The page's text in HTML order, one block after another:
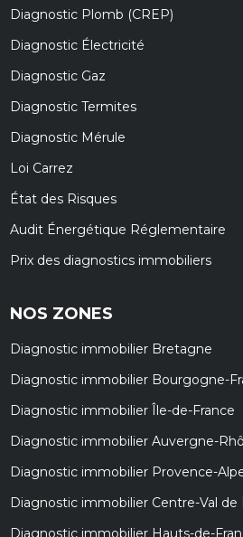
Diagnostic Plomb (CREP)
Diagnostic Électricité
Diagnostic Gaz
Diagnostic Termites
Diagnostic Mérule
Loi Carrez
État des Risques
Audit Énergétique Réglementaire
Prix des diagnostics immobiliers
NOS ZONES
Diagnostic immobilier Bretagne
Diagnostic immobilier Bourgogne-
Diagnostic immobilier Île-de-France
Diagnostic immobilier Auvergne-
Diagnostic immobilier Provence-
Diagnostic immobilier Centre-Val de
Diagnostic immobilier Hauts-de-